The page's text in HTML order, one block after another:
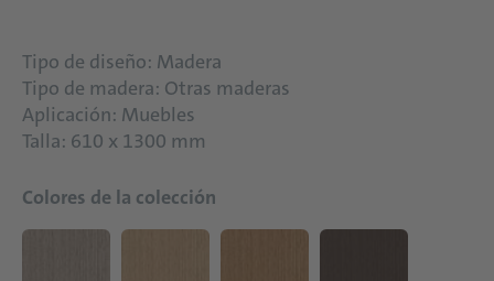
Tipo de diseño: Madera
Tipo de madera: Otras maderas
Aplicación: Muebles
Talla: 610 x 1300 mm
Colores de la colección